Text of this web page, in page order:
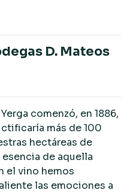
D. Mateos
comenzó, en 1886,
más de 100
hectáreas de
de aquella
el vino hemos
las emociones a